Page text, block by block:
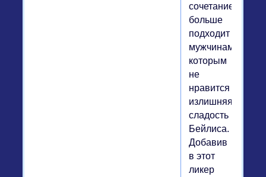
сочетание
больше
подходит
мужчинам,
которым
не
нравится
излишняя
сладость
Бейлиса.
Добавив
в этот
ликер